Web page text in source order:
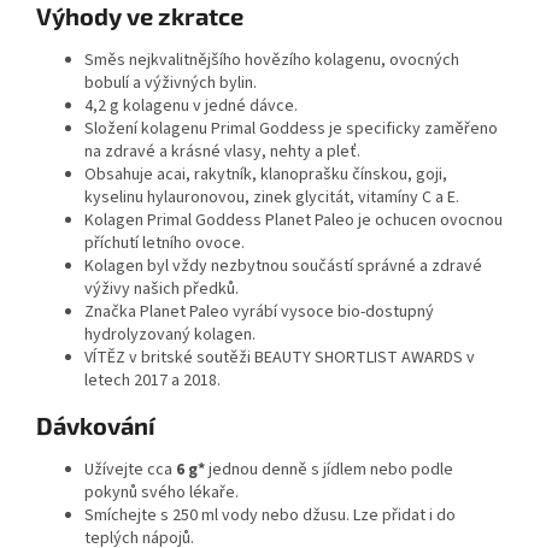
Výhody ve zkratce
Směs nejkvalitnějšího hovězího kolagenu, ovocných
bobulí a výživných bylin.
4,2 g kolagenu v jedné dávce.
Složení kolagenu Primal Goddess je specificky zaměřeno
na zdravé a krásné vlasy, nehty a pleť.
Obsahuje acai, rakytník, klanoprašku čínskou, goji,
kyselinu hylauronovou, zinek glycitát, vitamíny C a E.
Kolagen Primal Goddess Planet Paleo je ochucen ovocnou
příchutí letního ovoce.
Kolagen byl vždy nezbytnou součástí správné a zdravé
výživy našich předků.
Značka Planet Paleo vyrábí vysoce bio-dostupný
hydrolyzovaný kolagen.
VÍTĚZ v britské soutěži BEAUTY SHORTLIST AWARDS v
letech 2017 a 2018.
Dávkování
Užívejte cca 6 g*jednou denně s jídlem nebo podle
pokynů svého lékaře.
Smíchejte s 250 ml vody nebo džusu. Lze přidat i do
teplých nápojů.